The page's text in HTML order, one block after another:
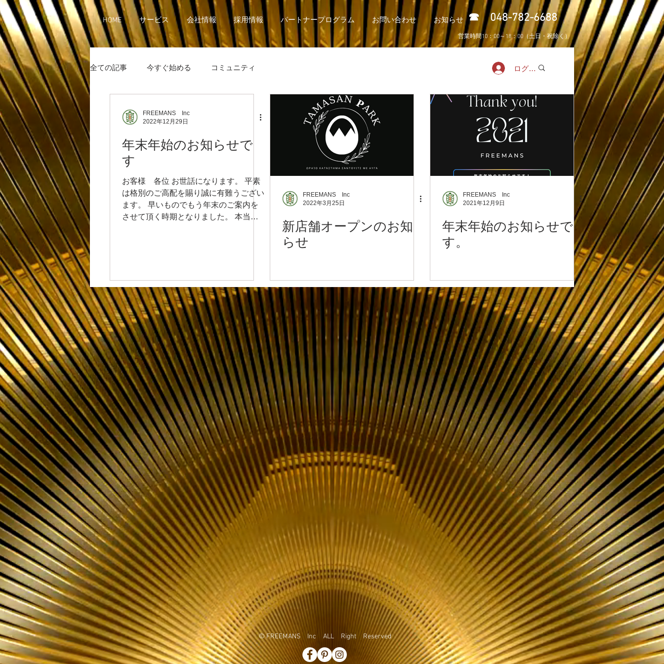
HOME サービス 会社情報 採用情報 パートナープログラム お問い合わせ お知らせ ​☎ 048-782-6688
営業時間10：00～18：00（土日・祝除く）
全ての記事 今すぐ始める コミュニティ
FREEMANS Inc
2022年12月29日
年末年始のお知らせで
す
お客様 各位 お世話になります。 平素
は格別のご高配を賜り誠に有難うござい
ます。 早いものでもう年末のご案内を
させて頂く時期となりました。 本当に
FREEMANS Inc
2022年3月25日
新店舗オープンのお知
らせ
FREEMANS Inc
2021年12月9日
年末年始のお知らせで
す。
ログイン
© FREEMANS Inc ALL Right Reserved